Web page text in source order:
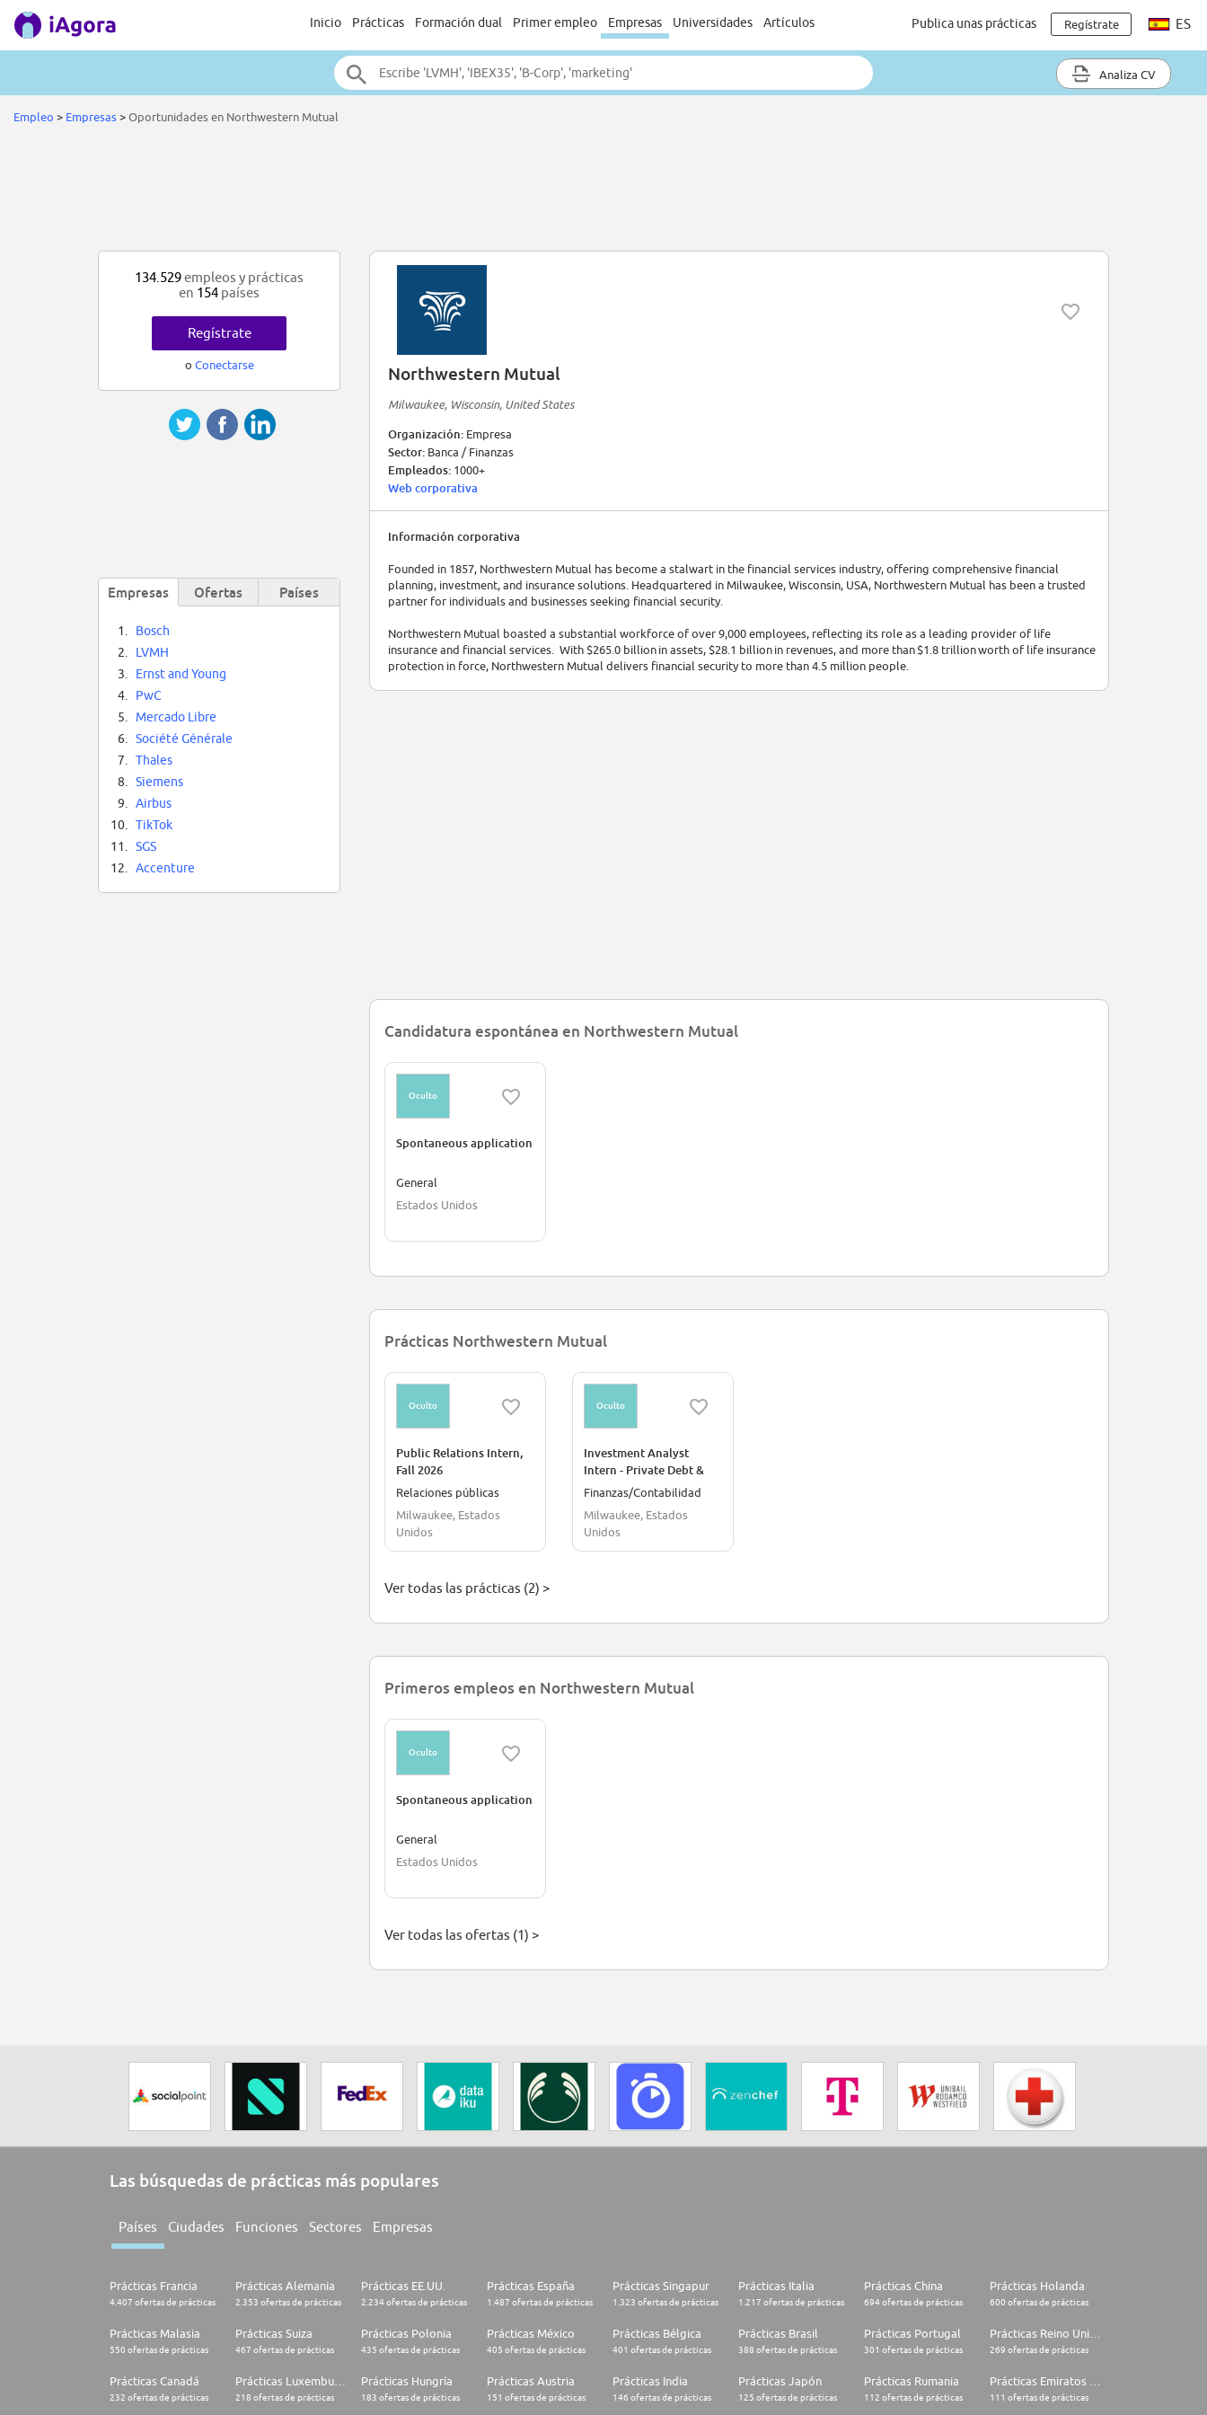
Inicio Prácticas Formación dual Primer empleo Empresas Universidades Artículos Publica unas prácticas Regístrate ES
Analiza CV
Empleo > Empresas>Oportunidades en Northwestern Mutual
Northwestern Mutual
Milwaukee, Wisconsin, United States
Organización: Empresa
Sector: Banca / Finanzas
Empleados: 1000+
Web corporativa
Información corporativa
Founded in 1857, Northwestern Mutual has become a stalwart in the financial services industry, offering comprehensive financial
planning, investment, and insurance solutions. Headquartered in Milwaukee, Wisconsin, USA, Northwestern Mutual has been a trusted
partner for individuals and businesses seeking financial security.
Northwestern Mutual boasted a substantial workforce of over 9,000 employees, reflecting its role as a leading provider of life
insurance and financial services. With $265.0 billion in assets, $28.1 billion in revenues, and more than $1.8 trillion worth of life insurance
protection in force, Northwestern Mutual delivers financial security to more than 4.5 million people.
Candidatura espontánea en Northwestern Mutual
Oculto
Spontaneous application
General
Estados Unidos
Prácticas Northwestern Mutual
Oculto
Public Relations Intern,
Fall 2026
Relaciones públicas
Milwaukee, Estados
Unidos
Oculto
Investment Analyst
Intern - Private Debt &
Equity, Summer 2027
Finanzas/Contabilidad
Milwaukee, Estados
Unidos
Ver todas las prácticas (2) >
Primeros empleos en Northwestern Mutual
Oculto
Spontaneous application
General
Estados Unidos
Ver todas las ofertas (1) >
134.529empleos y prácticas
en 154 países
Regístrate
o Conectarse
Empresas Ofertas Países
1.
Bosch
2.
LVMH
3.
Ernst and Young
4.
PwC
5.
Mercado Libre
6.
Société Générale
7.
Thales
8.
Siemens
9.
Airbus
10.
TikTok
11.
SGS
12.
Accenture
Las búsquedas de prácticas más populares
Países Ciudades Funciones Sectores Empresas
Prácticas Francia
4.407 ofertas de prácticas
Prácticas Alemania
2.353 ofertas de prácticas
Prácticas EE.UU.
2.234 ofertas de prácticas
Prácticas España
1.487 ofertas de prácticas
Prácticas Singapur
1.323 ofertas de prácticas
Prácticas Italia
1.217 ofertas de prácticas
Prácticas China
694 ofertas de prácticas
Prácticas Holanda
600 ofertas de prácticas
Prácticas Malasia
550 ofertas de prácticas
Prácticas Suiza
467 ofertas de prácticas
Prácticas Polonia
435 ofertas de prácticas
Prácticas México
405 ofertas de prácticas
Prácticas Bélgica
401 ofertas de prácticas
Prácticas Brasil
388 ofertas de prácticas
Prácticas Portugal
301 ofertas de prácticas 269 ofertas de prácticas
Prácticas Canadá
232 ofertas de prácticas 218 ofertas de prácticas
Prácticas Hungría
183 ofertas de prácticas
Prácticas Austria
151 ofertas de prácticas
Prácticas India
146 ofertas de prácticas
Prácticas Japón
125 ofertas de prácticas
Prácticas Rumania
112 ofertas de prácticas 111 ofertas de prácticas